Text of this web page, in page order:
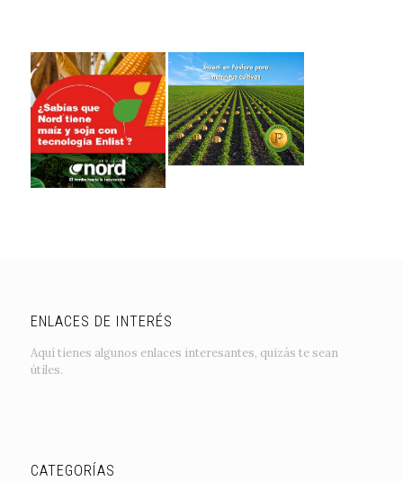
ENLACES DE INTERÉS
Aquí tienes algunos enlaces interesantes, quizás te sean
útiles.
CATEGORÍAS